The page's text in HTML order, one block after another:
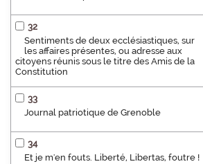
32
Sentiments de deux ecclésiastiques, sur
les affaires présentes, ou adresse aux
citoyens réunis sous le titre des Amis de la
Constitution
33
Journal patriotique de Grenoble
34
Et je m'en fouts. Liberté, Libertas, foutre !